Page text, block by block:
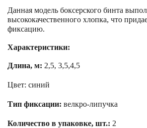
Данная модель боксерского бинта
высококачественного хлопка, что
фиксацию.
Характеристики:
Длина, м: 2,5, 3,5,4,5
Цвет: синий
Тип фиксации: велкро-липучка
Количество в упаковке, шт.: 2